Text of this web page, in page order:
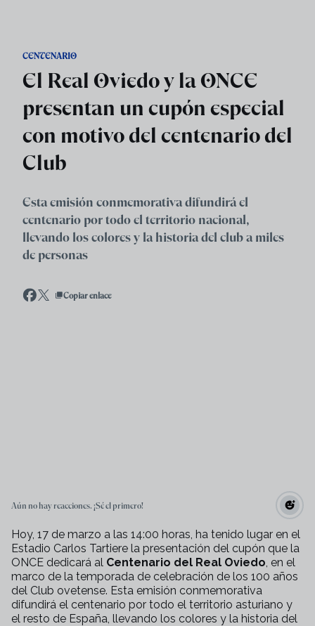
CENTENARIO
El Real Oviedo y la ONCE
presentan un cupón especial
con motivo del centenario del
Club
Esta emisión conmemorativa difundirá el
centenario por todo el territorio nacional,
llevando los colores y la historia del club a miles
de personas
Copiar enlace
Aún no hay reacciones. ¡Sé el primero!
Hoy, 17 de marzo a las 14:00 horas, ha tenido lugar en el
Estadio Carlos Tartiere la presentación del cupón que la
ONCE dedicará al Centenario del Real Oviedo, en el
marco de la temporada de celebración de los 100 años
del Club ovetense. Esta emisión conmemorativa
difundirá el centenario por todo el territorio asturiano y
el resto de España, llevando los colores y la historia del